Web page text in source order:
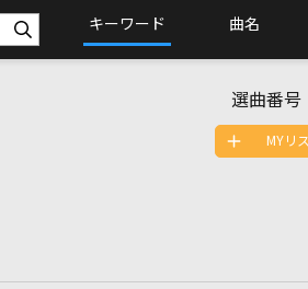
キーワード 曲名
選曲番号
MYリ